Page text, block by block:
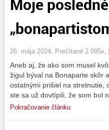
Moje
26. mája 2024, Prečítané 2 095x,
Aneb aj, že ako som musel
žigul býval na Bonaparte skôr
ostatnými prišiel na stretnutie,
ste sa už dovtípili, že som bol
Pokračovanie článku